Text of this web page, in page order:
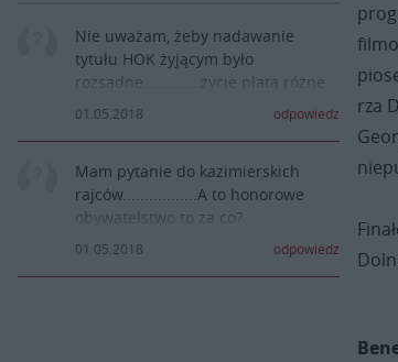
Nie uważam, żeby nadawanie
tytułu HOK żyjącym było
rozsądne.............życie płata różne
figle.............
01.05.2018 odpowiedz
Mam pytanie do kazimierskich
rajców.................A to honorowe
obywatelstwo to za co?
01.05.2018 odpowiedz
rza